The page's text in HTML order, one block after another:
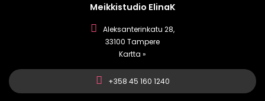
Meikkistudio ElinaK
Aleksanterinkatu 28,
33100 Tampere
Kartta »
+358 45 160 1240